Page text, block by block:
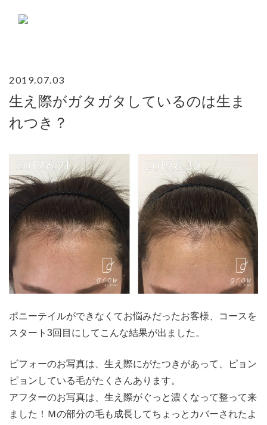
2019.07.03
生え際がガタガタしているのは生ま
れつき？
ポニーテイルができなくてお悩みだったお客様、コースを
スタート3回目にしてこんな結果が出ました。
ビフォーのお写真は、生え際にがたつきがあって、ピョン
ピョンしている毛がたくさんあります。
アフターのお写真は、生え際がぐっと濃くなって整って来
ました！Ｍの部分の毛も成長してちょっとカバーされたよ